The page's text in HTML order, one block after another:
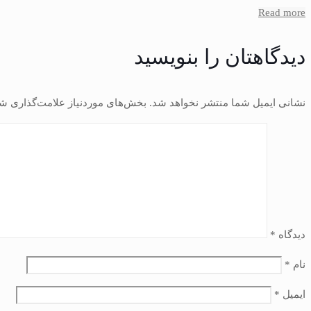
Read more
دیدگاهتان را بنویسید
نشانی ایمیل شما منتشر نخواهد شد. بخش‌های موردنیاز علامت‌گذاری
دیدگاه *
نام *
ایمیل *